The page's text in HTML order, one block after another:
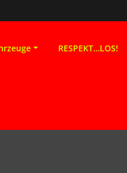
RESPEKT…LOS!